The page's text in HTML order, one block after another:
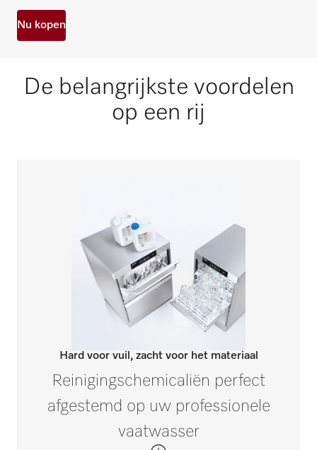
Nu kopen
De belangrijkste voordelen
op een rij
Hard voor vuil, zacht voor het materiaal
Reinigingschemicaliën perfect
afgestemd op uw professionele
vaatwasser